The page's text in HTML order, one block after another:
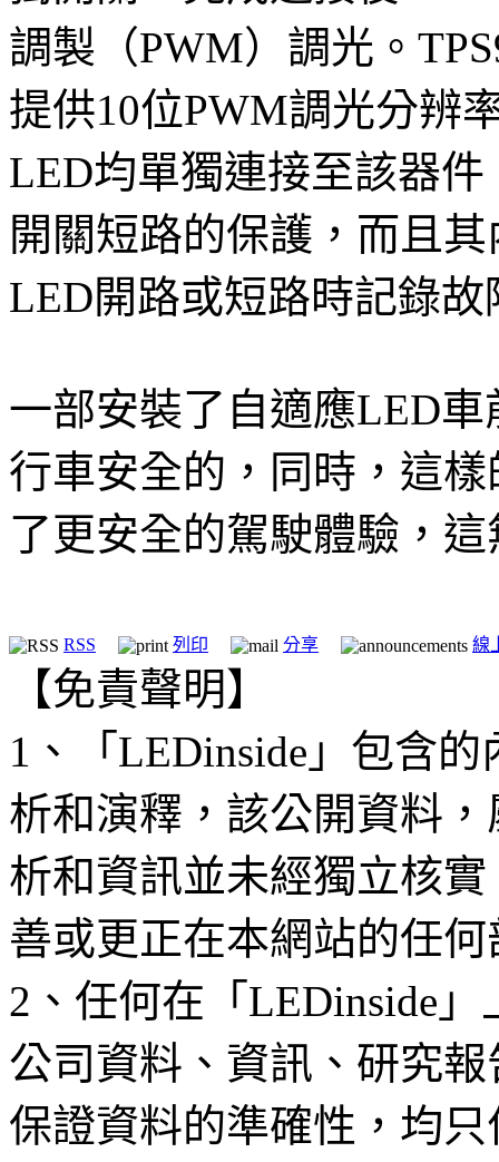
調製（PWM）調光。
提供10位PWM調光分辨
LED均單獨連接至該器
開關短路的保護，而且
LED開路或短路時記錄故
一部安裝了自適應LED
行車安全的，同時，這
了更安全的駕駛體驗，
RSS 列印 分享 線
【免責聲明】
1、「LEDinside」包含
析和演釋，該公開資料
析和資訊並未經獨立核
善或更正在本網站的任
2、任何在「LEDinside
公司資料、資訊、研究
保證資料的準確性，均